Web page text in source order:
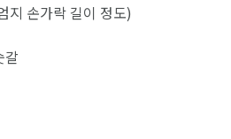
지 손가락 길이 정도)
갈